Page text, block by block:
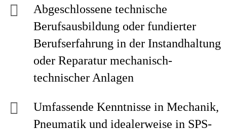
Abgeschlossene technische
Berufsausbildung oder fundierter
Berufserfahrung in der Instandhaltung
oder Reparatur mechanisch-
technischer Anlagen
Umfassende Kenntnisse in Mechanik,
Pneumatik und idealerweise in SPS-